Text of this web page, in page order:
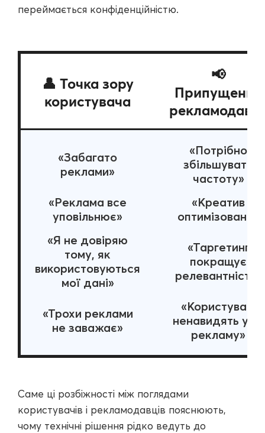
переймається конфіденційністю.
👤 Точка зору
користувача
📢
Припущення
«Забагато
реклами»
«Потрібно
збільшувати
частоту»
«Реклама все
уповільнює»
«Креатив
оптимізовано»
«Я не довіряю
тому, як
використовуються
мої дані»
«Таргетинг
покращує
релевантність»
«Трохи реклами
не заважає»
«Користувачі
ненавидять усю
рекламу»
Саме ці розбіжності між поглядами
користувачів і рекламодавців пояснюють,
чому технічні рішення рідко ведуть до